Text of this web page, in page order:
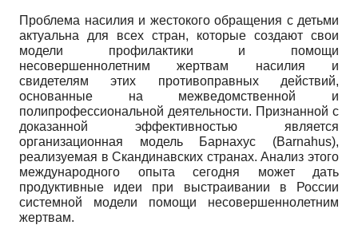
Проблема насилия и жестокого обращения с детьми
актуальна для всех стран, которые создают свои
модели профилактики и помощи
несовершеннолетним жертвам насилия и
свидетелям этих противоправных действий,
основанные на межведомственной и
полипрофессиональной деятельности. Признанной с
доказанной эффективностью является
организационная модель Барнахус (Barnahus),
реализуемая в Скандинавских странах. Анализ этого
международного опыта сегодня может дать
продуктивные идеи при выстраивании в России
системной модели помощи несовершеннолетним
жертвам.